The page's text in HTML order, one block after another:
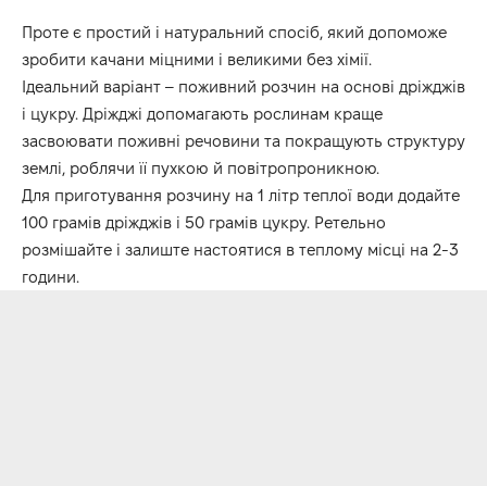
Проте є простий і натуральний спосіб, який допоможе
зробити качани міцними і великими без хімії.
Ідеальний варіант – поживний розчин на основі дріжджів
і цукру. Дріжджі допомагають рослинам краще
засвоювати поживні речовини та покращують структуру
землі, роблячи її пухкою й повітропроникною.
Для приготування розчину на 1 літр теплої води додайте
100 грамів дріжджів і 50 грамів цукру. Ретельно
розмішайте і залиште настоятися в теплому місці на 2-3
години.